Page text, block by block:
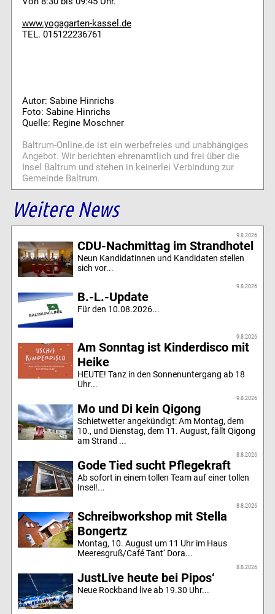
www.yogagarten-kassel.de
TEL. 015122236761
Autor: Sabine Hinrichs
Foto: Sabine Hinrichs
Quelle: Regine Moschner
Baltrum-Online.de ist ein werbefreies und unabhängiges
Angebot. Wir berichten ehrenamtlich und frei über die
Insel Baltrum und stehen in keinerlei Verbindung zur
Gemeinde Baltrum.
Weitere News
9.8.2026
CDU-Nachmittag im Strandhotel
Neun Kandidatinnen und Kandidaten stellen
sich vor...
9.8.2026
B.-L.-Update
Für den 10.08.2026...
9.8.2026
Am Sonntag ist Kinderdisco mit
Heike
HEUTE! Tanz in den Sonnenuntergang ab 18
Uhr...
9.8.2026
Mo und Di kein Qigong
Schietwetter angekündigt: Am Montag, dem
10., und Dienstag, dem 11. August, fällt Qigong
am Strand ...
8.8.2026
Gode Tied sucht Pflegekraft
Ab sofort in einem tollen Team auf einer tollen
Insel!...
8.8.2026
Schreibworkshop mit Stella
Bongertz
Montag, 10. August um 11 Uhr im Haus
Meeresgruß/Café Tant‘ Dora...
8.8.2026
JustLive heute bei Pipos‘
Neue Rockband live ab 19.30 Uhr...